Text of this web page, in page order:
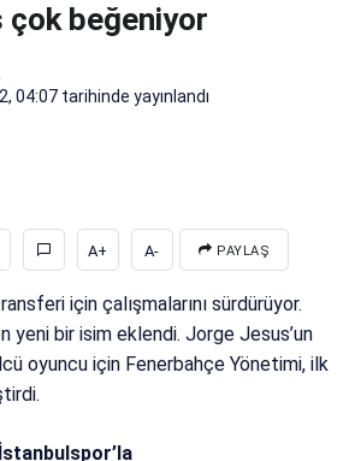
beğeniyor
04:07 tarihinde yayınlandı
A+ A- PAYLAŞ
için çalışmalarını sürdürüyor.
yeni bir isim eklendi. Jorge Jesus’un
oyuncu için Fenerbahçe Yönetimi, ilk